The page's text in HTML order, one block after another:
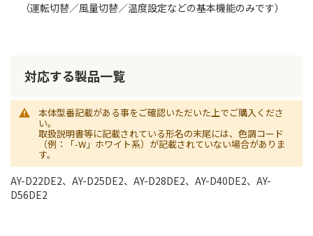
（運転切替／風量切替／温度設定などの基本機能のみです）
対応する製品一覧
本体型番記載がある事をご確認いただいた上でご購入くださ
い。
取扱説明書等に記載されている形名の末尾には、色調コード
（例：「-W」ホワイト系）が記載されていない場合がありま
す。
AY-D22DE2、AY-D25DE2、AY-D28DE2、AY-D40DE2、AY-
D56DE2